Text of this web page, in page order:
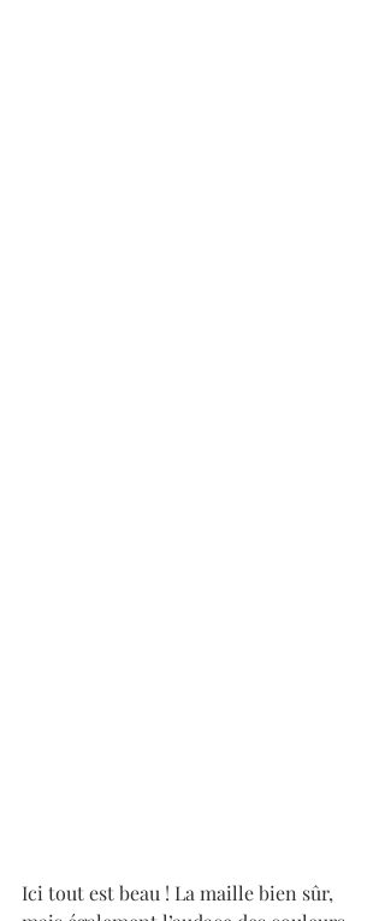
Ici tout est beau ! La maille bien sûr,